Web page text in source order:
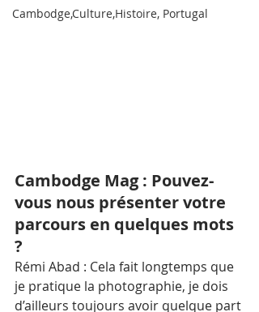
Cambodge,Culture,Histoire, Portugal
Cambodge Mag : Pouvez-
vous nous présenter votre
parcours en quelques mots
?
Rémi Abad : Cela fait longtemps que
je pratique la photographie, je dois
d’ailleurs toujours avoir quelque part